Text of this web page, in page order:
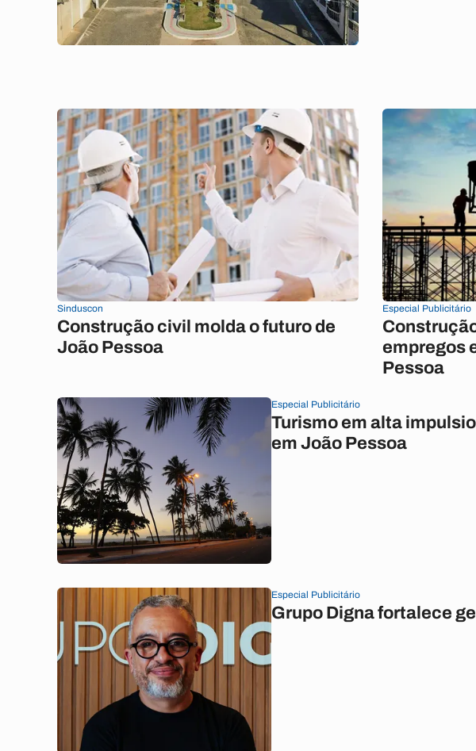
Sinduscon
Construção civil molda o futuro de
João Pessoa
Especial Publicitário
empregos
Pessoa
Especial Publicitário
Turismo em alta
em João Pessoa
Especial Publicitário
Grupo Digna fortalece